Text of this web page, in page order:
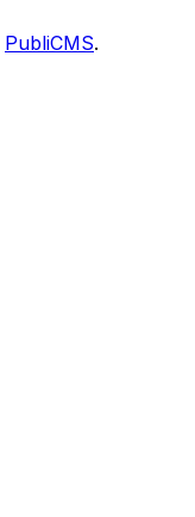
PubliCMS.